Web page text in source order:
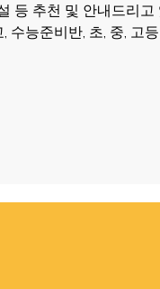
등 추천 및 안내드리고
수능준비반, 초, 중, 고